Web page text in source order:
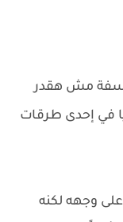
مش هقدر
في إحدى طرقات
وجهه لكنه